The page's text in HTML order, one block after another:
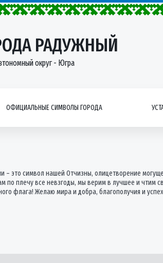
РАДУЖНЫЙ
округ - Югра
ОФИЦИАЛЬНЫЕ СИМВОЛЫ ГОРОДА
– это символ нашей Отчизны, олицетворение
по плечу все невзгоды, мы верим в лучшее и
флага! Желаю мира и добра, благополучия и